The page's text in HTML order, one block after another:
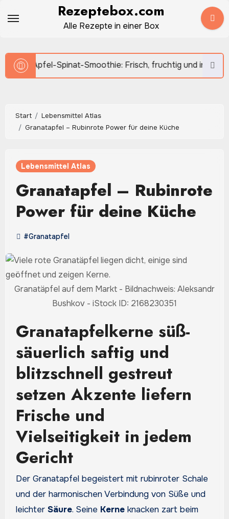
Inhalt
Rezeptebox.com
Alle Rezepte in einer Box
Smoothie: Frisch, fruchtig und in wenigen Minuten
Start
Lebensmittel Atlas
Granatapfel – Rubinrote Power für deine Küche
Lebensmittel Atlas
Granatapfel – Rubinrote
Power für deine Küche
#Granatapfel
Granatäpfel auf dem Markt - Bildnachweis: Aleksandr
Bushkov - iStock ID: 2168230351
Granatapfelkerne süß-
säuerlich saftig und
blitzschnell gestreut
setzen Akzente liefern
Frische und
Vielseitigkeit in jedem
Gericht
Der Granatapfel begeistert mit rubinroter Schale
und der harmonischen Verbindung von Süße und
leichter Säure. Seine Kerneknacken zart beim